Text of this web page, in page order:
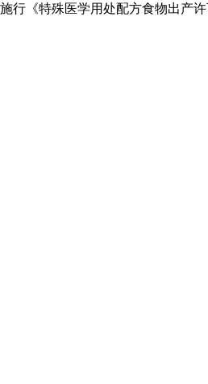
行《特殊医学用处配方食物出